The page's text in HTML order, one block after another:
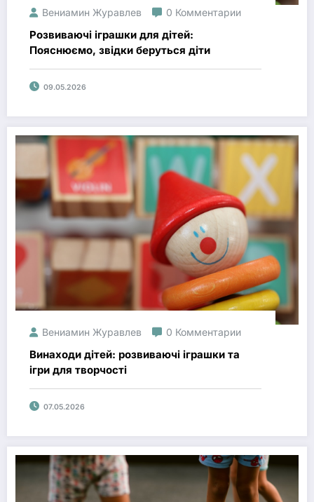
Вениамин Журавлев 0 Комментарии
Розвиваючі іграшки для дітей:
Пояснюємо, звідки беруться діти
09.05.2026
Вениамин Журавлев 0 Комментарии
Винаходи дітей: розвиваючі іграшки та
ігри для творчості
07.05.2026